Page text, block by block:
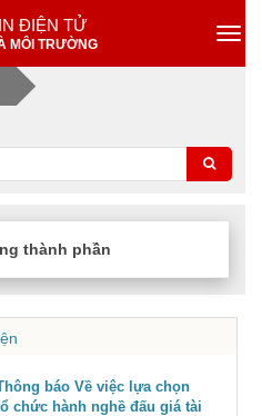
ĐIỆN TỬ
MÔI TRƯỜNG
thành phần
báo Về việc lựa chọn
chức hành nghề đấu giá tài